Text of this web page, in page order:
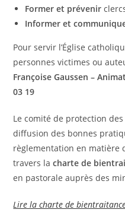
Former et prévenir
Informer et
Pour servir l’Église
personnes victimes ou
Françoise Gaussen –
03 19
Le comité de protection
diffusion des bonnes
règlementation en matière
travers lacharte de
en pastorale auprès des
Lire la charte de